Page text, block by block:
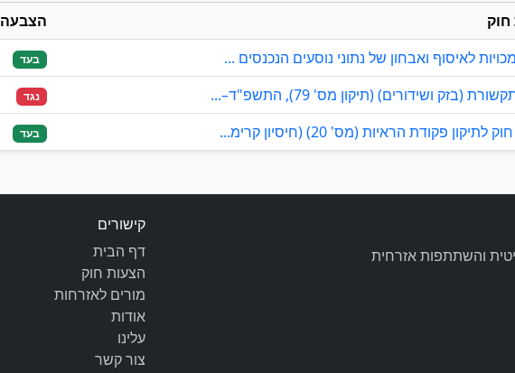
הצבעה
לאיסוף ואבחון של נתוני נוסעים הנכנסים ... בעד
(בזק ושידורים) (תיקון מס' 79), התשפ"ד–... נגד
פקודת הראיות (מס' 20) (חיסיון קרימ... בעד
והשתתפות אזרחית
קישורים
דף הבית
הצעות חוק
מורים לאזרחות
אודות
עלינו
צור קשר